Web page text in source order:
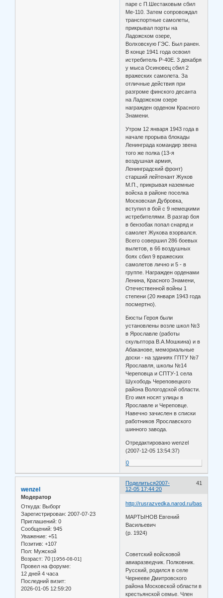
паре с П.Шестаковым сбил
Me-110. Затем сопровождал
транспортные самолеты,
прикрывал порты на
Ладожском озере,
Волховскую ГЭС. Был ранен.
В конце 1941 года освоил
истребитель P-40E. 3 декабря
у мыса Осиновец сбил 2
вражеских самолета. За
отличные действия при
разгроме финского десанта
на Ладожском озере
награжден орденом Красного
Знамени.
Утром 12 января 1943 года в
начале прорыва блокады
Ленинграда командир звена
того же полка (13-я
воздушная армия,
Ленинградский фронт)
старший лейтенант Жуков
М.П., прикрывая наземные
войска в районе поселка
Московская Дубровка,
вступил в бой с 9 немецкими
истребителями. В разгар боя
в бензобак попал снаряд и
самолет Жукова взорвался.
Всего совершил 286 боевых
вылетов, в 66 воздушных
боях сбил 9 вражеских
самолетов лично и 5 - в
группе. Награжден орденами
Ленина, Красного Знамени,
Отечественной войны 1
степени (20 января 1943 года
посмертно).
Бюсты Героя были
установлены возле школ №3
в Ярославле (работы
скульптора В.А.Мошкина) и в
Абаканове, мемориальные
доски - на зданиях ГПТУ №7
Ярославля, школы №14
Череповца и СПТУ-1 села
Шухободь Череповецкого
района Вологодской области.
Его имя носят улицы в
Ярославле и Череповце.
Навечно зачислен в списки
работников Ярославского
шинного завода.
Отредактировано wenzel
(2007-12-05 13:54:37)
0
Поделиться 41
2007-
12-05 17:44:20
wenzel
Модератор
Откуда: Выборг
Зарегистрирован: 2007-07-23
Приглашений: 0
Сообщений: 945
Уважение: +51
Позитив: +107
Пол: Мужской
Возраст: 70 [1956-08-01]
Провел на форуме:
12 дней 4 часа
Последний визит:
2026-01-05 12:59:20
http://rusrazvedka.narod.ru/base/htm/
МАРТЫНОВ Евгений
Васильевич
(р. 1924)
Советский войсковой
авиаразведчик. Полковник.
Русский, родился в селе
Чернееве Дмитровского
района Московской области в
крестьянской семье. Член